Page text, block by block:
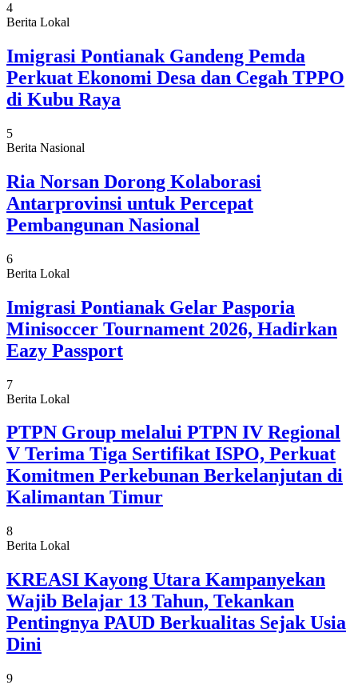
4
Berita Lokal
Imigrasi Pontianak Gandeng Pemda
Perkuat Ekonomi Desa dan Cegah TPPO
di Kubu Raya
5
Berita Nasional
Ria Norsan Dorong Kolaborasi
Antarprovinsi untuk Percepat
Pembangunan Nasional
6
Berita Lokal
Imigrasi Pontianak Gelar Pasporia
Minisoccer Tournament 2026, Hadirkan
Eazy Passport
7
Berita Lokal
PTPN Group melalui PTPN IV Regional
V Terima Tiga Sertifikat ISPO, Perkuat
Komitmen Perkebunan Berkelanjutan di
Kalimantan Timur
8
Berita Lokal
KREASI Kayong Utara Kampanyekan
Wajib Belajar 13 Tahun, Tekankan
Pentingnya PAUD Berkualitas Sejak Usia
Dini
9